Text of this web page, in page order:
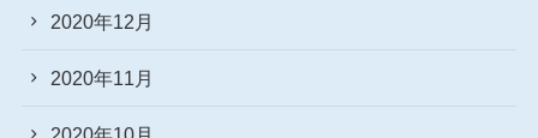
2020年12月
2020年11月